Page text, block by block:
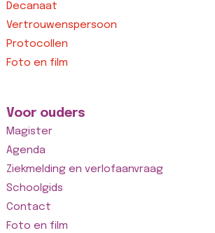
Decanaat
Vertrouwenspersoon
Protocollen
Foto en film
Voor ouders
Magister
Agenda
Ziekmelding en verlofaanvraag
Schoolgids
Contact
Foto en film